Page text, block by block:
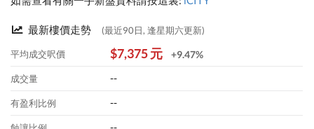
最新樓價走勢 (最近90日, 逢星期六更新)
平均成交呎價 $7,375 元 +9.47%
成交量 --
有盈利比例 --